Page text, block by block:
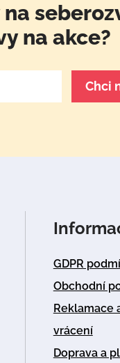
na akce?
GDPR
Obchodní
Reklamace
vrácení
Doprava a